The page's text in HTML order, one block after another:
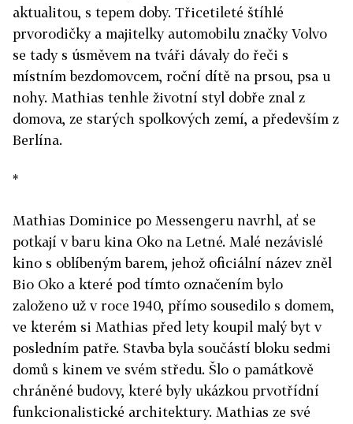
aktualitou, s tepem doby. Třicetileté štíhlé
prvorodičky a majitelky automobilu značky Volvo
se tady s úsměvem na tváři dávaly do řeči s
místním bezdomovcem, roční dítě na prsou, psa u
nohy. Mathias tenhle životní styl dobře znal z
domova, ze starých spolkových zemí, a především z
Berlína.
*
Mathias Dominice po Messengeru navrhl, ať se
potkají v baru kina Oko na Letné. Malé nezávislé
kino s oblíbeným barem, jehož oficiální název zněl
Bio Oko a které pod tímto označením bylo
založeno už v roce 1940, přímo sousedilo s domem,
ve kterém si Mathias před lety koupil malý byt v
posledním patře. Stavba byla součástí bloku sedmi
domů s kinem ve svém středu. Šlo o památkově
chráněné budovy, které byly ukázkou prvotřídní
funkcionalistické architektury. Mathias ze své